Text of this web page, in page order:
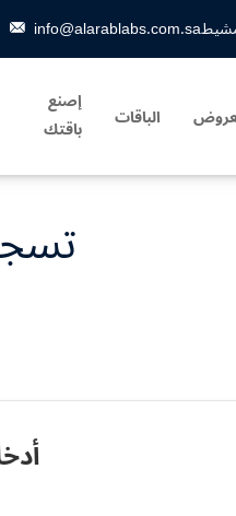
info@alarablabs.com.sa
الباقات إصنع
باقتك